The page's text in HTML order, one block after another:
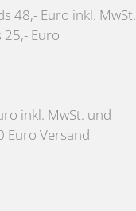
48,- Euro inkl. MwSt.
Euro
inkl. MwSt. und
Euro Versand